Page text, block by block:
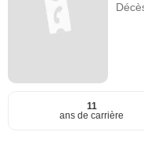
11
ans de carrière